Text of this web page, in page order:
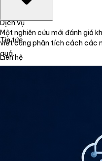
Về chúng tôi
Dịch vụ
Tin tức
Liên hệ
Một nghiên cứu mới đánh giá
viết cũng phân tích cách các
quả.